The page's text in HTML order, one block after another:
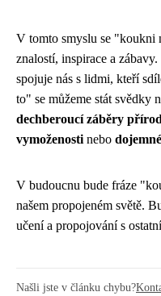
V tomto smyslu se "koukni
znalostí, inspirace a
spojuje nás s lidmi, kteří
to" se můžeme stát svědky
dechberoucí záběry
vymoženosti nebo
V budoucnu bude fráze
našem propojeném světě.
učení a propojování s
Našli jste v článku chybu?